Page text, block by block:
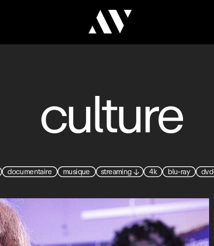
culture
documentaire musique streaming↓ 4k blu-ray dvd